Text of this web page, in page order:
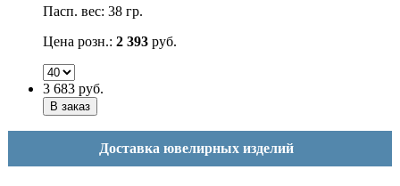
Пасп. вес: 38 гр.
Цена розн.: 2 393 руб.
3 683 руб.
Доставка ювелирных изделий